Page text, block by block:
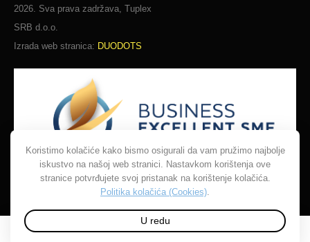
2026. Sva prava zadržava, Tuplex
SRB d.o.o.
Izrada web stranica: DUODOTS
Koristimo kolačiće kako bismo osigurali da vam pružimo najbolje
iskustvo na našoj web stranici. Nastavkom korištenja ove
stranice potvrđujete svoj pristanak na korištenje kolačića.
Politika kolačića (Cookies).
U redu